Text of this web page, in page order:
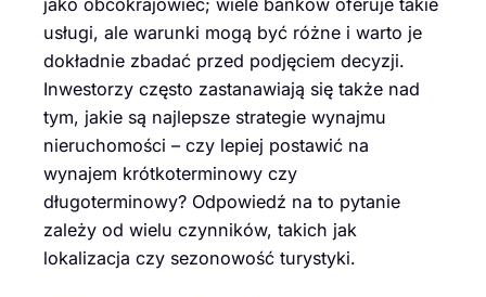
usługi, ale warunki mogą być różne i warto je
dokładnie zbadać przed podjęciem decyzji.
Inwestorzy często zastanawiają się także nad
tym, jakie są najlepsze strategie wynajmu
nieruchomości – czy lepiej postawić na
wynajem krótkoterminowy czy
długoterminowy? Odpowiedź na to pytanie
zależy od wielu czynników, takich jak
lokalizacja czy sezonowość turystyki.